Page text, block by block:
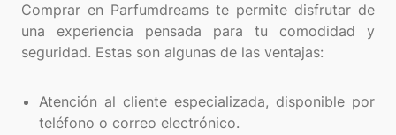
Comprar en Parfumdreams te permite disfrutar de
una experiencia pensada para tu comodidad y
seguridad. Estas son algunas de las ventajas:
Atención al cliente especializada, disponible por
teléfono o correo electrónico.